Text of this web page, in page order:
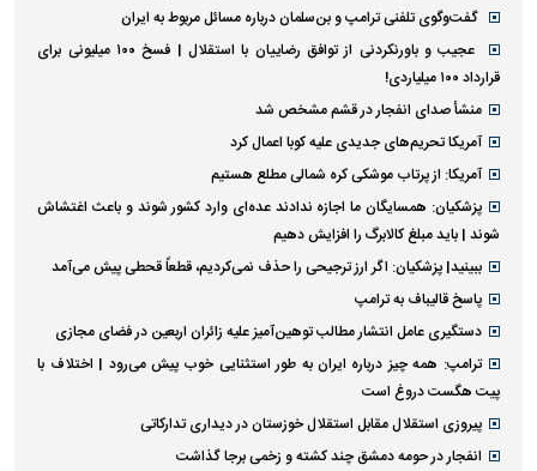
گفت‌وگوی تلفنی ترامپ و بن‌سلمان درباره مسائل مربوط به ایران
عجیب و باورنکردنی از توافق رضاییان با استقلال | فسخ ۱۰۰ میلیونی برای
قرارداد ۱۰۰ میلیاردی!
منشأ صدای انفجار در قشم مشخص شد
آمریکا تحریم‌های جدیدی علیه کوبا اعمال کرد
آمریکا: از پرتاب موشکی کره شمالی مطلع هستیم
پزشکیان: همسایگان ما اجازه ندادند عده‌ای وارد کشور شوند و باعث اغتشاش
شوند | باید مبلغ کالابرگ را افزایش دهیم
ببینید| پزشکیان: اگر ارز ترجیحی را حذف نمی‌کردیم، قطعاً قحطی پیش می‌آمد
پاسخ قالیباف به ترامپ
دستگیری عامل انتشار مطالب توهین‌آمیز علیه زائران اربعین در فضای مجازی
ترامپ: همه چیز درباره ایران به طور استثنایی خوب پیش می‌رود | اختلاف با
پیت هگست دروغ است
پیروزی استقلال مقابل استقلال خوزستان در دیداری تدارکاتی
انفجار در حومه دمشق چند کشته و زخمی برجا گذاشت